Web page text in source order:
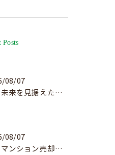
Posts
08/07
過去と未来を見据えた戸建て売却の秘訣
08/07
札幌でマンション売却を成功させる査定と価格の見極め方